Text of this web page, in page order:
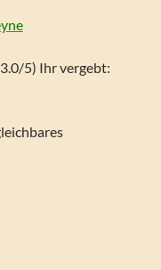
5) Ihr vergebt: